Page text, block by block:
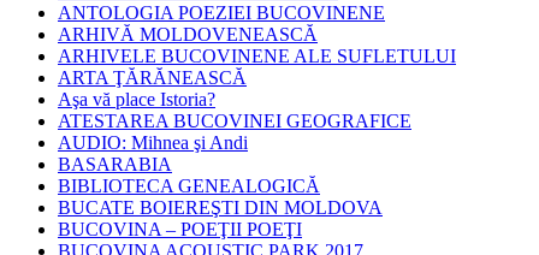
ANTOLOGIA POEZIEI BUCOVINENE
ARHIVĂ MOLDOVENEASCĂ
ARHIVELE BUCOVINENE ALE SUFLETULUI
ARTA ŢĂRĂNEASCĂ
Aşa vă place Istoria?
ATESTAREA BUCOVINEI GEOGRAFICE
AUDIO: Mihnea şi Andi
BASARABIA
BIBLIOTECA GENEALOGICĂ
BUCATE BOIEREŞTI DIN MOLDOVA
BUCOVINA – POEŢII POEŢI